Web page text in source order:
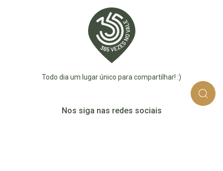
Todo dia um lugar único para compartilhar! :)
Nos siga nas redes sociais